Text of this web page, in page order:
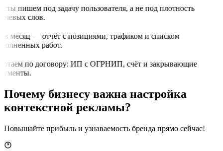
пишем под задачу пользователя, а не под плотность
слов.
в месяц — отчёт с позициями, трафиком и списком
работ.
по договору: ИП с ОГРНИП, счёт и закрывающие
Почему бизнесу важна настройка
контекстной рекламы?
Повышайте прибыль и узнаваемость бренда прямо сейчас!